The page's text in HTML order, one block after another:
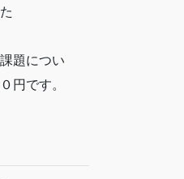
題につい
円です。